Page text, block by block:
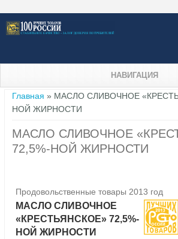
НАВИГАЦИЯ
Вы здесь
Главная » МАСЛО СЛИВОЧНОЕ
НОЙ ЖИРНОСТИ
МАСЛО СЛИВОЧНОЕ
72,5%-НОЙ ЖИРНОСТИ
Продовольственные товары 2013 год
МАСЛО СЛИВОЧНОЕ
«КРЕСТЬЯНСКОЕ» 72,5%-
НОЙ ЖИРНОСТИ